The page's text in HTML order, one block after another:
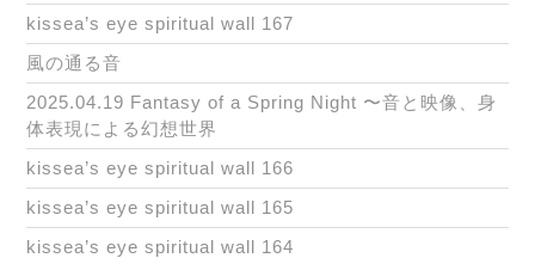
kissea’s eye spiritual wall 167
風の通る音
2025.04.19 Fantasy of a Spring Night 〜音と映像、身
体表現による幻想世界
kissea’s eye spiritual wall 166
kissea’s eye spiritual wall 165
kissea’s eye spiritual wall 164